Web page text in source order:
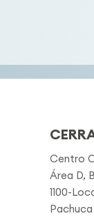
Centro
Área D,
1100-